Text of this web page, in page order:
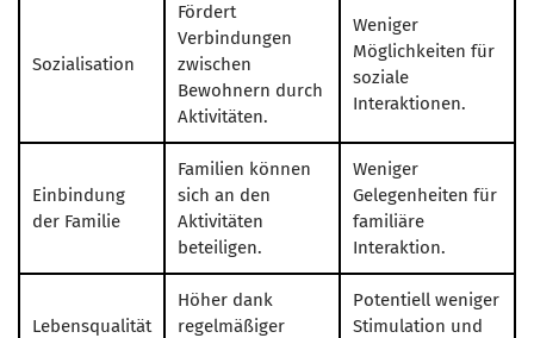
Sozialisation
Fördert
Verbindungen
zwischen
Bewohnern durch
Aktivitäten.
Weniger
Möglichkeiten für
soziale
Interaktionen.
Einbindung
der Familie
Familien können
sich an den
Aktivitäten
beteiligen.
Weniger
Gelegenheiten für
familiäre
Interaktion.
Lebensqualität
Höher dank
regelmäßiger
Potentiell weniger
Stimulation und